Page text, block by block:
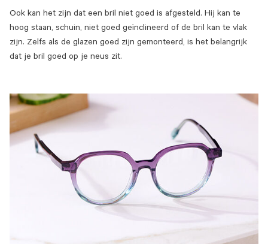
Ook kan het zijn dat een bril niet goed is afgesteld. Hij kan te
hoog staan, schuin, niet goed geïnclineerd of de bril kan te vlak
zijn. Zelfs als de glazen goed zijn gemonteerd, is het belangrijk
dat je bril goed op je neus zit.